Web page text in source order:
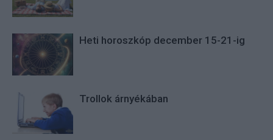
Heti horoszkóp december 15-21-ig
Trollok árnyékában